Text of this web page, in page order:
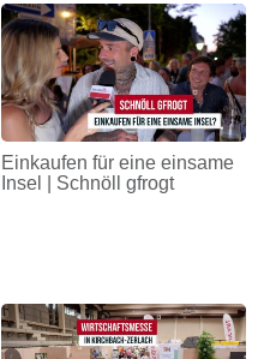
Einkaufen für eine einsame
Insel | Schnöll gfrogt